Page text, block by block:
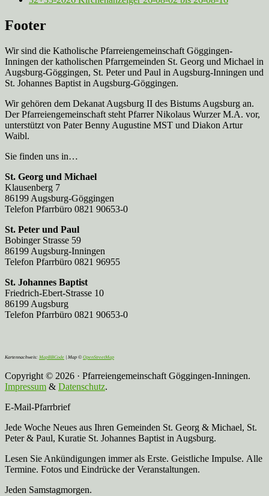
Footer
Wir sind die Katholische Pfarreien­gemeinschaft Göggingen-
Inningen der katholischen Pfarrgemeinden St. Georg und Michael in
Augsburg-Göggingen, St. Peter und Paul in Augsburg-Inningen und
St. Johannes Baptist in Augsburg-Göggingen.
Wir gehören dem Dekanat Augsburg II des Bistums Augsburg an.
Der Pfarreien­gemeinschaft steht Pfarrer Nikolaus Wurzer M.A. vor,
unterstützt von Pater Benny Augustine MST und Diakon Artur
Waibl.
Sie finden uns in…
St. Georg und Michael
Klausenberg 7
86199 Augsburg-Göggingen
Telefon Pfarrbüro 0821 90653-0
St. Peter und Paul
Bobinger Strasse 59
86199 Augsburg-Inningen
Telefon Pfarrbüro 0821 96955
St. Johannes Baptist
Friedrich-Ebert-Strasse 10
86199 Augsburg
Telefon Pfarrbüro 0821 90653-0
Kartennachweis: MapBBCode | Map © OpenStreetMap
Copyright © 2026 · Pfarreiengemeinschaft Göggingen-Inningen.
Impressum & Datenschutz.
E-Mail-Pfarrbrief
Jede Woche Neues aus Ihren Gemeinden St. Georg & Michael, St.
Peter & Paul, Kuratie St. Johannes Baptist in Augsburg.
Lesen Sie Ankündigungen immer als Erste. Geistliche Impulse. Alle
Termine. Fotos und Eindrücke der Veranstaltungen.
Jeden Samstagmorgen.